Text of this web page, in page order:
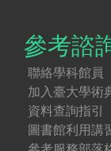
參考諮
聯絡學科館員
加入臺大學術
資料查詢指引
圖書館利用講